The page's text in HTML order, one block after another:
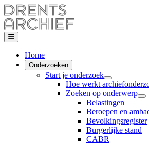
Home
Onderzoeken
Start je onderzoek
Hoe werkt
Zoeken op onderwerp
Belastingen
Beroepen en
Bevolkingsregister
Burgerlijke stand
CABR